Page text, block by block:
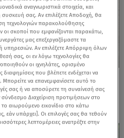
πρώην όμηρος της
με βασάνισαν»
αναγνωριστικά στοιχεία, και
σας. Αν επιλέξετε Αποδοχή, θα
τεχνολογιών παρακολούθησης
οι σκοποί που εμφανίζονται παρακάτω,
μας επεξεργαζόμαστε τα
Αν επιλέξετε Απόρριψη όλων
σας, οι εν λόγω τεχνολογίες θα
οι ιχνηλάτες, ορισμένο
διαφημίσεις που βλέπετε ενδέχεται να
Μπορείτε να επανεμφανίσετε αυτό το
σας ή να αποσύρετε τη συναίνεσή σας
Διαχείριση προτιμήσεων στο
αιωρούμενο εικονίδιο στο κάτω
εάν υπάρχει]. Οι επιλογές σας θα τεθούν
λεπτομέρειες ανατρέξτε στην